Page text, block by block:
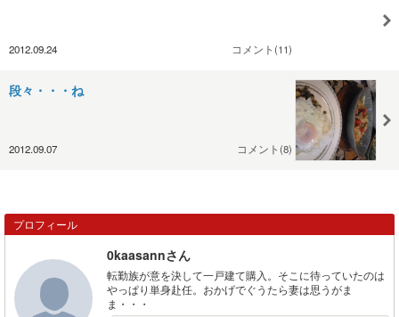
2012.09.24 コメント(11)
段々・・・ね
2012.09.07 コメント(8)
プロフィール
0kaasannさん
転勤族が意を決して一戸建て購入。そこに待っていたのは
やっぱり単身赴任。おかげでぐうたら妻は思うがま
ま・・・